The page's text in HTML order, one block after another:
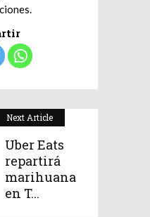
Next Article
Uber Eats
repartirá
marihuana
en T...